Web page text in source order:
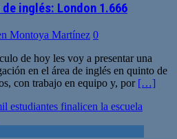
inglés: London 1.666
Montoya Martínez 0
de hoy les voy a presentar una
en el área de inglés en quinto de
con trabajo en equipo y, por […]